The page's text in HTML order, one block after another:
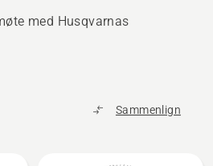
med Husqvarnas
Sammenlign